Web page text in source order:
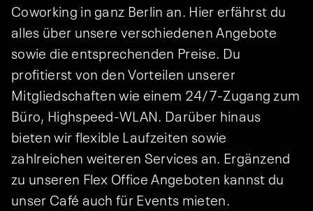
Coworking in ganz Berlin an. Hier erfährst du
alles über unsere verschiedenen Angebote
sowie die entsprechenden Preise. Du
profitierst von den Vorteilen unserer
Mitgliedschaften wie einem 24/7-Zugang zum
Büro, Highspeed-WLAN. Darüber hinaus
bieten wir flexible Laufzeiten sowie
zahlreichen weiteren Services an. Ergänzend
zu unseren Flex Office Angeboten kannst du
unser Café auch für Events mieten.